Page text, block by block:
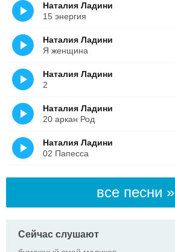
Наталия Ладини
15 энергия
Наталия Ладини
Я женщина
Наталия Ладини
2
Наталия Ладини
20 аркан Род
Наталия Ладини
02 Папесса
все песни »
Сейчас слушают